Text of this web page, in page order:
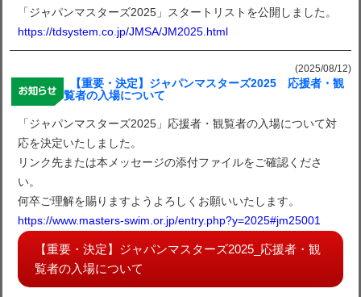
「ジャパンマスターズ2025」スタートリストを公開しました。
https://tdsystem.co.jp/JMSA/JM2025.html
(2025/08/12)
【重要・決定】ジャパンマスターズ2025 応援者・観
覧者の入場について
「ジャパンマスターズ2025」応援者・観覧者の入場について対
応を決定いたしました。
リンク先または本メッセージの添付ファイルをご確認くださ
い。
何卒ご理解を賜りますようよろしくお願いいたします。
https://www.masters-swim.or.jp/entry.php?y=2025#jm25001
【重要・決定】ジャパンマスターズ2025_応援者・観
覧者の入場について